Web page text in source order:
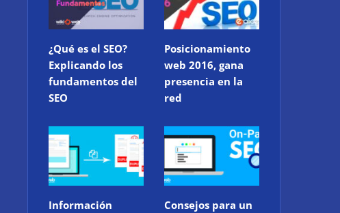
¿Qué es el SEO?
Explicando los
fundamentos del
SEO
Posicionamiento
web 2016, gana
presencia en la
red
Información
Consejos para un